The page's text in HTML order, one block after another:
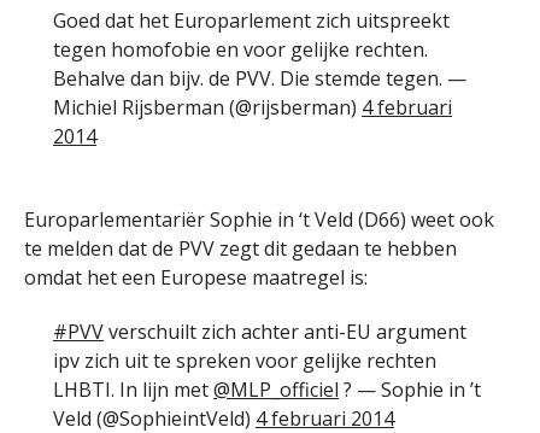
Goed dat het Europarlement zich uitspreekt
tegen homofobie en voor gelijke rechten.
Behalve dan bijv. de PVV. Die stemde tegen. —
Michiel Rijsberman (@rijsberman) 4 februari
2014
Europarlementariër Sophie in ‘t Veld (D66) weet ook
te melden dat de PVV zegt dit gedaan te hebben
omdat het een Europese maatregel is:
#PVVverschuilt zich achter anti-EU argument
ipv zich uit te spreken voor gelijke rechten
LHBTI. In lijn met@MLP_officiel ? — Sophie in ’t
Veld (@SophieintVeld) 4 februari 2014